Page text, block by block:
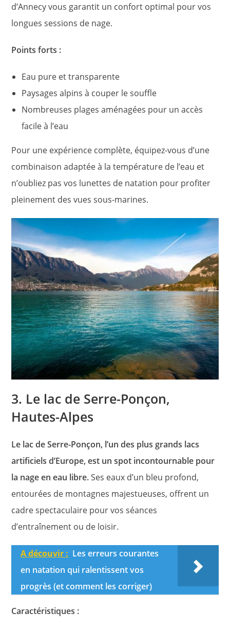
d’Annecy vous garantit un confort optimal pour vos
longues sessions de nage.
Points forts :
Eau pure et transparente
Paysages alpins à couper le souffle
Nombreuses plages aménagées pour un accès
facile à l’eau
Pour une expérience complète, équipez-vous d’une
combinaison adaptée à la température de l’eau et
n’oubliez pas vos lunettes de natation pour profiter
pleinement des vues sous-marines.
3. Le lac de Serre-Ponçon,
Hautes-Alpes
Le lac de Serre-Ponçon, l’un des plus grands lacs
artificiels d’Europe, est un spot incontournable pour
la nage en eau libre.Ses eaux d’un bleu profond,
entourées de montagnes majestueuses, offrent un
cadre spectaculaire pour vos séances
d’entraînement ou de loisir.
A découvir : Les erreurs courantes
en natation qui ralentissent vos
progrès (et comment les corriger)
Caractéristiques :